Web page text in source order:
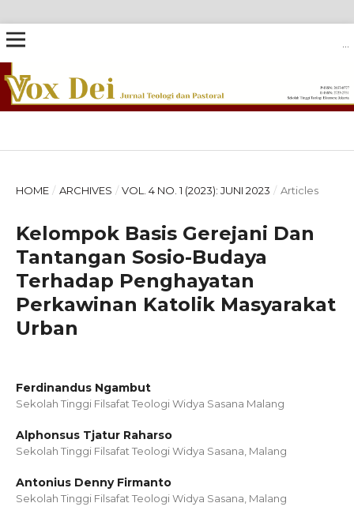
HOME / ARCHIVES / VOL. 4 NO. 1 (2023): JUNI 2023 / Articles
Kelompok Basis Gerejani Dan
Tantangan Sosio-Budaya
Terhadap Penghayatan
Perkawinan Katolik Masyarakat
Urban
Ferdinandus Ngambut
Sekolah Tinggi Filsafat Teologi Widya Sasana Malang
Alphonsus Tjatur Raharso
Sekolah Tinggi Filsafat Teologi Widya Sasana, Malang
Antonius Denny Firmanto
Sekolah Tinggi Filsafat Teologi Widya Sasana, Malang